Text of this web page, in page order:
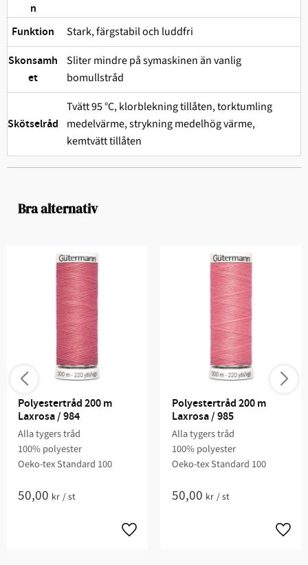
n
Funktion Stark, färgstabil och ludd­fri
Skonsamh
et
Sliter mindre på symaskinen än vanlig
bomullstråd
Skötselråd
Tvätt 95 °C, klorblekning tillåten, torktumling
medelvärme, strykning medelhög värme,
kemtvätt tillåten
Bra alternativ
Polyestertråd 200 m
Laxrosa / 984
Alla tygers tråd
100% polyester
Oeko-tex Standard 100
50,00 kr /st
Polyestertråd 200 m
Laxrosa / 985
Alla tygers tråd
100% polyester
Oeko-tex Standard 100
50,00 kr /st